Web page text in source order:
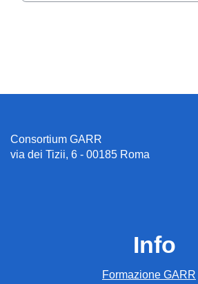
Consortium GARR
via dei Tizii, 6 - 00185 Roma
Info
Formazione GARR